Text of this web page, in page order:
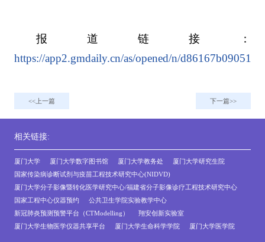
报道链接：
https://app2.gmdaily.cn/as/opened/n/
上一篇 下一篇
相关链接:
厦门大学 厦门大学数字图书馆 厦门大学教务处
厦门大学研究生院
国家传染病诊断试剂与疫苗工程技术研究中心(NIDVD)
厦门大学分子影像暨转化医学研究中心/福建省分子影像诊疗工程技术研究中心
国家工程中心仪器预约
公共卫生学院实验教学中心
新冠肺炎预测预警平台（CTModelling）
翔安创新实验室
厦门大学生物医学仪器共享平台
厦门大学生命科学学院 厦门大学医学院